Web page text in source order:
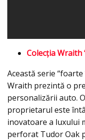
Colecţia Wraith
Această serie
Wraith prezintă o
personalizării auto.
proprietarul este
inovatoare a luxului
perforat Tudor Oak